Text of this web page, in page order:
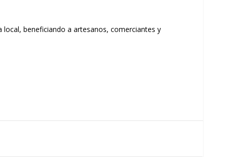
beneficiando a artesanos, comerciantes y